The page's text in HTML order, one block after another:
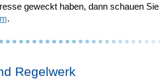
geweckt haben, dann schauen
.
Regelwerk